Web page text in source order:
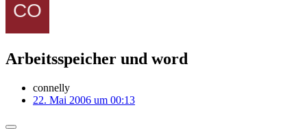
Arbeitsspeicher und word
connelly
22. Mai 2006 um 00:13